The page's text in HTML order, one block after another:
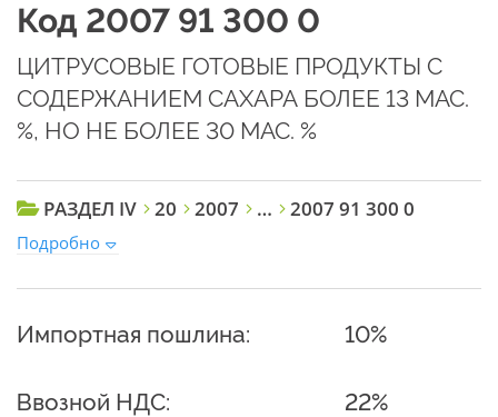
Код 2007 91 300 0
ЦИТРУСОВЫЕ ГОТОВЫЕ ПРОДУКТЫ С
СОДЕРЖАНИЕМ САХАРА БОЛЕЕ 13 МАС.
%, НО НЕ БОЛЕЕ 30 МАС. %
РАЗДЕЛ IV 20 2007 … 2007 91 300 0
Подробно
Импортная пошлина: 10%
Ввозной НДС: 22%